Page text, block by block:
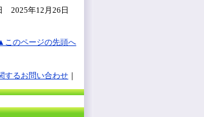
2025年12月26日
このページの先頭へ
するお問い合わせ